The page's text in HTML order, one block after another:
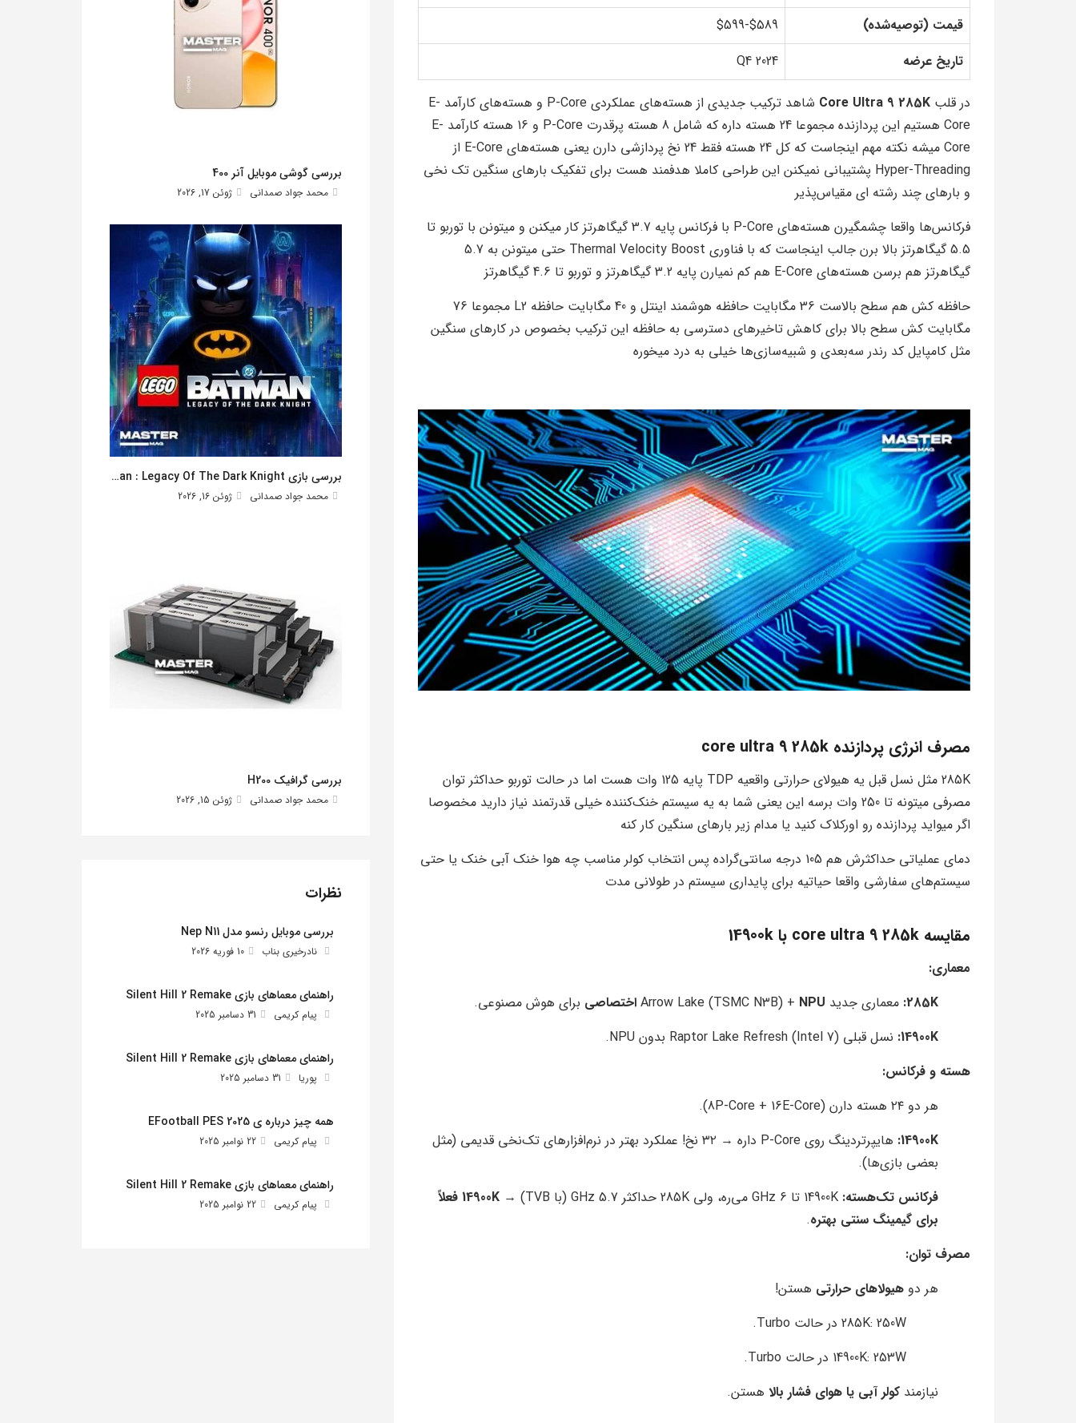
قیمت (توصیه‌شده)
$589-$599
تاریخ عرضه
Q4 2024
در قلب Core Ultra 9 285K
شاهد ترکیب جدیدی از هسته‌های عملکردی P-Core و هسته‌های کارآمد E-
Core هستیم این پردازنده مجموعا 24 هسته داره که شامل 8 هسته پرقدرت P-Core و 16 هسته کارآمد E-
Core میشه نکته مهم اینجاست که کل 24 هسته فقط 24 نخ پردازشی دارن یعنی هسته‌های E-Core از
Hyper-Threading پشتیبانی نمیکنن این طراحی کاملا هدفمند هست برای تفکیک بارهای سنگین تک نخی
و بارهای چند رشته ای مقیاس‌پذیر
فرکانس‌ها واقعا چشمگیرن هسته‌های P-Core با فرکانس پایه 3.7 گیگاهرتز کار میکنن و میتونن با توربو تا
5.5 گیگاهرتز بالا برن جالب اینجاست که با فناوری Thermal Velocity Boost حتی میتونن به 5.7
گیگاهرتز هم برسن هسته‌های E-Core هم کم نمیارن پایه 3.2 گیگاهرتز و توربو تا 4.6 گیگاهرتز
حافظه کش هم سطح بالاست 36 مگابایت حافظه هوشمند اینتل و 40 مگابایت حافظه L2 مجموعا 76
مگابایت کش سطح بالا برای کاهش تاخیرهای دسترسی به حافظه این ترکیب بخصوص در کارهای سنگین
مثل کامپایل کد رندر سه‌بعدی و شبیه‌سازی‌ها خیلی به درد میخوره
مصرف انرژی پردازنده core ultra 9 285k
285K مثل نسل قبل یه هیولای حرارتی واقعیه TDP پایه 125 وات هست اما در حالت توربو حداکثر توان
مصرفی میتونه تا 250 وات برسه این یعنی شما به یه سیستم خنک‌کننده خیلی قدرتمند نیاز دارید مخصوصا
اگر میواید پردازنده رو اورکلاک کنید یا مدام زیر بارهای سنگین کار کنه
دمای عملیاتی حداکثرش هم 105 درجه سانتی‌گراده پس انتخاب کولر مناسب چه هوا خنک آبی خنک یا حتی
سیستم‌های سفارشی واقعا حیاتیه برای پایداری سیستم در طولانی مدت
مقایسه core ultra 9 285k با 14900k
معماری:
285K: معماری جدید Arrow Lake (TSMC N3B) + NPU اختصاصی
برای هوش مصنوعی.
14900K: نسل قبلی Raptor Lake Refresh (Intel 7) بدون NPU.
هسته و فرکانس:
هر دو ۲۴ هسته دارن (8P-Core + 16E-Core).
14900K:
هایپرتردینگ روی P-Core داره → ۳۲ نخ! عملکرد بهتر در نرم‌افزارهای تک‌نخی قدیمی (مثل
بعضی بازی‌ها).
فرکانس تک‌هسته:
14900K فعلاً
برای گیمینگ سنتی بهتره.
مصرف توان:
هر دو هیولاهای حرارتی هستن!
285K: 250W در حالت Turbo.
14900K: 253W در حالت Turbo.
نیازمند کولر آبی یا هوای فشار بالا هستن.
بررسی گوشی موبایل آنر 400
محمد جواد صمدانی ژوئن 17, 2026
بررسی بازی Lego Batman : Legacy Of The Dark Knight
محمد جواد صمدانی ژوئن 16, 2026
بررسی گرافیک H200
محمد جواد صمدانی ژوئن 15, 2026
نظرات
بررسی موبایل رنسو مدل Nep N11
نادرخیری بناب 10 فوریه 2026
راهنمای معماهای بازی Silent Hill 2 Remake
پیام کریمی 31 دسامبر 2025
راهنمای معماهای بازی Silent Hill 2 Remake
پوریا 31 دسامبر 2025
همه چیز درباره ی EFootball PES 2025
پیام کریمی 22 نوامبر 2025
راهنمای معماهای بازی Silent Hill 2 Remake
پیام کریمی 22 نوامبر 2025